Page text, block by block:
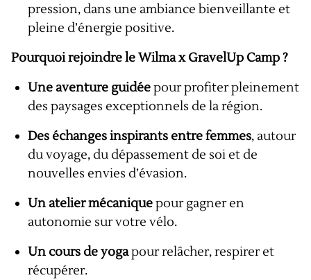
pression, dans une ambiance bienveillante et
pleine d’énergie positive.
Pourquoi rejoindre le Wilma x GravelUp Camp ?
Une aventure guidéepour profiter pleinement
des paysages exceptionnels de la région.
Des échanges inspirants entre femmes, autour
du voyage, du dépassement de soi et de
nouvelles envies d’évasion.
Un atelier mécaniquepour gagner en
autonomie sur votre vélo.
Un cours de yogapour relâcher, respirer et
récupérer.